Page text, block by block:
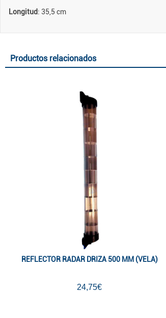
Longitud: 35,5 cm
Productos relacionados
REFLECTOR RADAR DRIZA 500 MM (VELA)
24,75€